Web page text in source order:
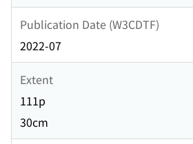
Publication Date (W3CDTF)
2022-07
Extent
111p
30cm